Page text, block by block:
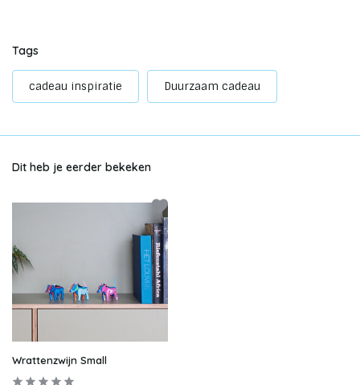
Tags
cadeau inspiratie Duurzaam cadeau
Dit heb je eerder bekeken
Wrattenzwijn Small